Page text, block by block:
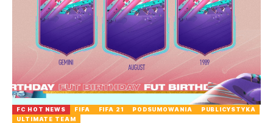
FC HOT NEWS FIFA FIFA 21 PODSUMOWANIA
PUBLICYSTYKA
ULTIMATE TEAM